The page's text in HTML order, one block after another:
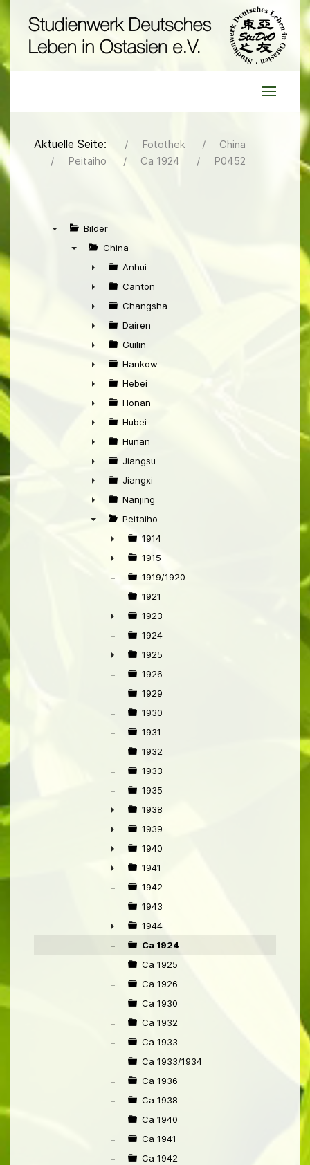
Aktuelle Seite: Fotothek
China
Peitaiho
Ca 1924 P0452
Bilder
China
►
Anhui
►
Canton
►
Changsha
►
Dairen
►
Guilin
►
Hankow
►
Hebei
►
Honan
►
Hubei
►
Hunan
►
Jiangsu
►
Jiangxi
►
Nanjing
Peitaiho
►
1914
►
1915
1919/1920
1921
►
1923
1924
►
1925
1926
1929
1930
1931
1932
1933
1935
►
1938
►
1939
►
1940
►
1941
1942
1943
►
1944
Ca 1924
Ca 1925
Ca 1926
Ca 1930
Ca 1932
Ca 1933
Ca 1933/1934
Ca 1936
Ca 1938
Ca 1940
Ca 1941
Ca 1942